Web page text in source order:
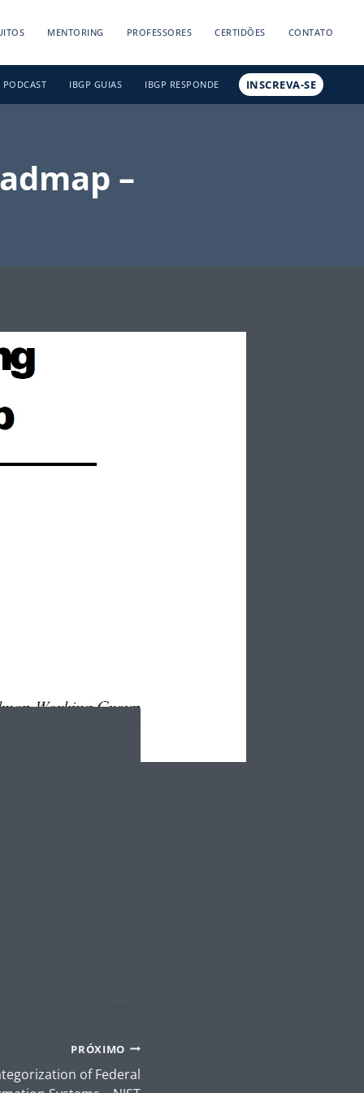
MENTORING PROFESSORES CERTIDÕES CONTATO
PODCAST IBGP GUIAS IBGP RESPONDE INSCREVA-SE
–
PRÓXIMO
of Federal